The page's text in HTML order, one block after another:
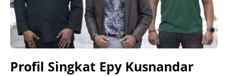
Profil Singkat Epy Kusnandar